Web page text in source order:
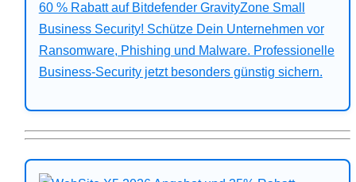
60 % Rabatt auf Bitdefender GravityZone Small
Business Security! Schütze Dein Unternehmen vor
Ransomware, Phishing und Malware. Professionelle
Business-Security jetzt besonders günstig sichern.